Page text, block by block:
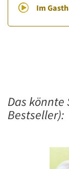
Im
Das könnte
Bestseller):